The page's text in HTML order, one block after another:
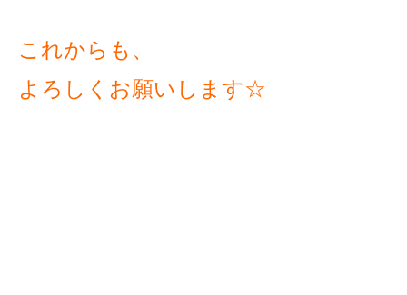
これからも、
よろしくお願いします☆